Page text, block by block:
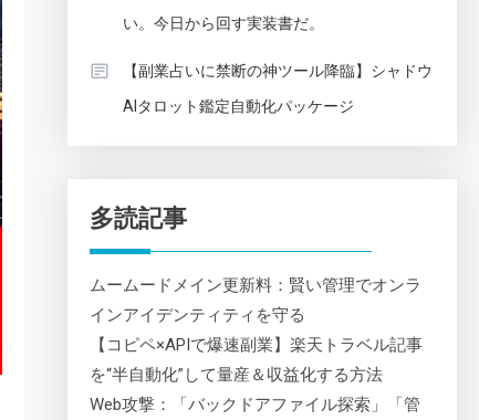
い。今日から回す実装書だ。
【副業占いに禁断の神ツール降臨】シャドウ
AIタロット鑑定自動化パッケージ
多読記事
ムームードメイン更新料：賢い管理でオンラ
インアイデンティティを守る
【コピペ×APIで爆速副業】楽天トラベル記事
を“半自動化”して量産＆収益化する方法
Web攻撃：「バックドアファイル探索」「管